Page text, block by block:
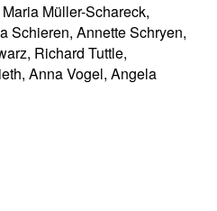
Müller-Schareck,
Schieren, Annette Schryen,
Richard Tuttle,
Anna Vogel, Angela